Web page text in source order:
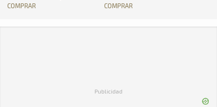
COMPRAR COMPRAR
Publicidad